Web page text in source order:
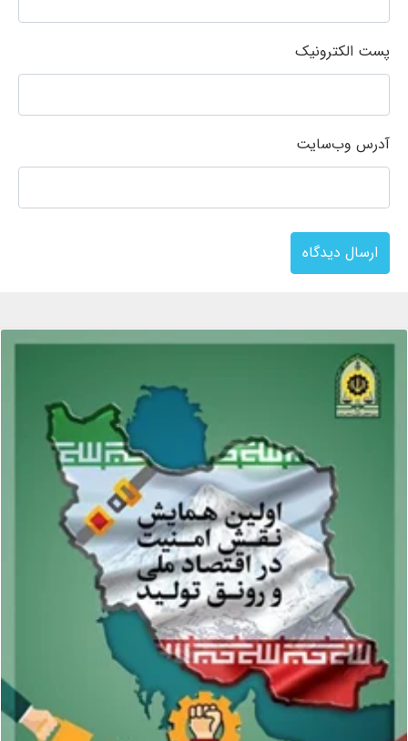
پست الکترونیک
آدرس وب‌سایت
ارسال دیدگاه